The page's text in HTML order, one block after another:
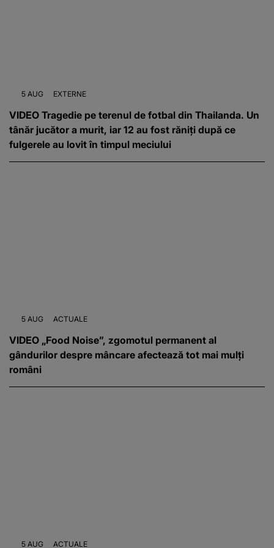
5 AUG EXTERNE
VIDEO Tragedie pe terenul de fotbal din Thailanda. Un
tânăr jucător a murit, iar 12 au fost răniți după ce
fulgerele au lovit în timpul meciului
5 AUG ACTUALE
VIDEO „Food Noise”, zgomotul permanent al
gândurilor despre mâncare afectează tot mai mulți
români
5 AUG ACTUALE